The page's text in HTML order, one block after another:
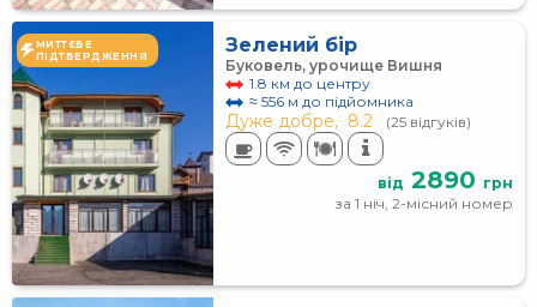
МИТТЄВЕ
ПІДТВЕРДЖЕННЯ
Зелений бір
Буковель, урочище Вишня
1.8 км до центру
≈ 556 м до підйомника
Дуже добре, 8.2 (25 відгуків)
від 2890 грн
за 1 ніч, 2-місний номер